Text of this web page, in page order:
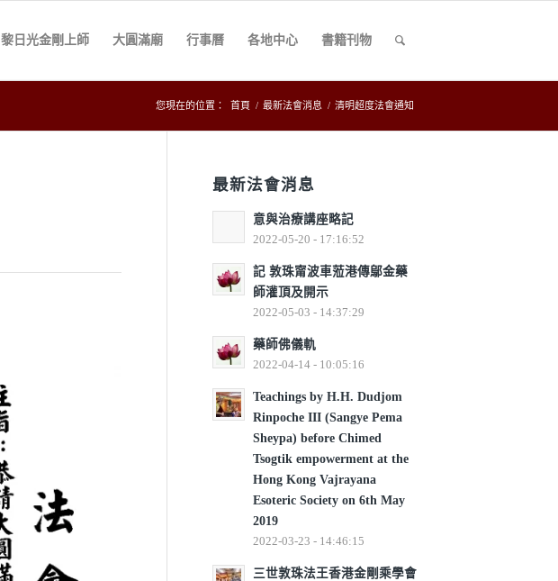
黎日光金剛上師 大圓滿廟 行事曆 各地中心 書籍刊物
您現在的位置： 首頁 / 最新法會消息 / 清明超度法會通知
最新法會消息
意與治療講座略記
2022-05-20 - 17:16:52
記 敦珠甯波車蒞港傳鄔金藥
師灌頂及開示
2022-05-03 - 14:37:29
藥師佛儀軌
2022-04-14 - 10:05:16
Teachings by H.H. Dudjom
Rinpoche III (Sangye Pema
Sheypa) before Chimed
Tsogtik empowerment at the
Hong Kong Vajrayana
Esoteric Society on 6th May
2019
2022-03-23 - 14:46:15
三世敦珠法王香港金剛乘學會